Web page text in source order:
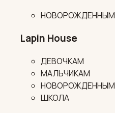
НОВОРОЖДЕННЫМ
Lapin House
ДЕВОЧКАМ
МАЛЬЧИКАМ
НОВОРОЖДЕННЫМ
ШКОЛА